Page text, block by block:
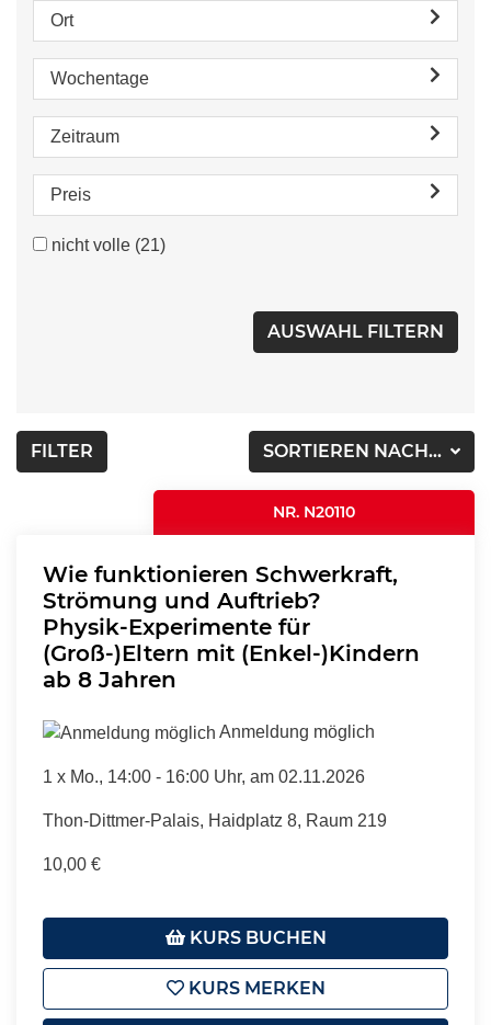
Ort
Wochentage
Zeitraum
Preis
nicht volle (21)
SORTIEREN NACH...
FILTER
NR. N20110
Wie funktionieren Schwerkraft,
Strömung und Auftrieb?
Physik-Experimente für
(Groß-)Eltern mit (Enkel-)Kindern
ab 8 Jahren
Anmeldung möglich
1 x Mo., 14:00 - 16:00 Uhr, am 02.11.2026
Thon-Dittmer-Palais, Haidplatz 8, Raum 219
10,00 €
KURS BUCHEN
KURS MERKEN